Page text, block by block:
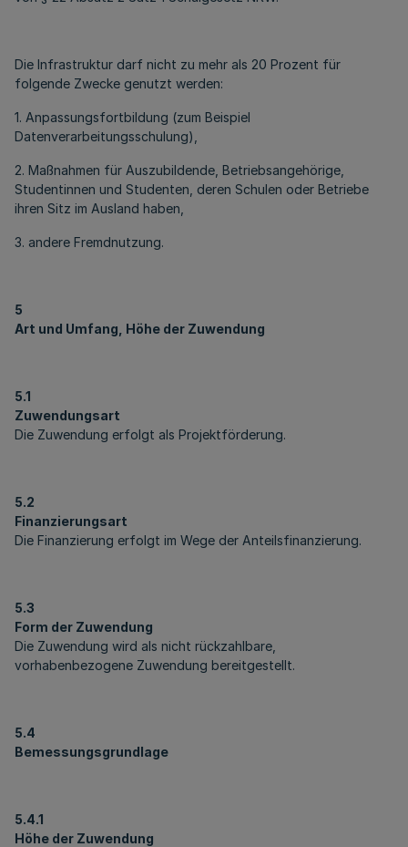
Die Infrastruktur darf nicht zu mehr als 20 Prozent für
folgende Zwecke genutzt werden:
1. Anpassungsfortbildung (zum Beispiel
Datenverarbeitungsschulung),
2. Maßnahmen für Auszubildende, Betriebsangehörige,
Studentinnen und Studenten, deren Schulen oder Betriebe
ihren Sitz im Ausland haben,
3. andere Fremdnutzung.
5
Art und Umfang, Höhe der Zuwendung
5.1
Zuwendungsart
Die Zuwendung erfolgt als Projektförderung.
5.2
Finanzierungsart
Die Finanzierung erfolgt im Wege der Anteilsfinanzierung.
5.3
Form der Zuwendung
Die Zuwendung wird als nicht rückzahlbare,
vorhabenbezogene Zuwendung bereitgestellt.
5.4
Bemessungsgrundlage
5.4.1
Höhe der Zuwendung